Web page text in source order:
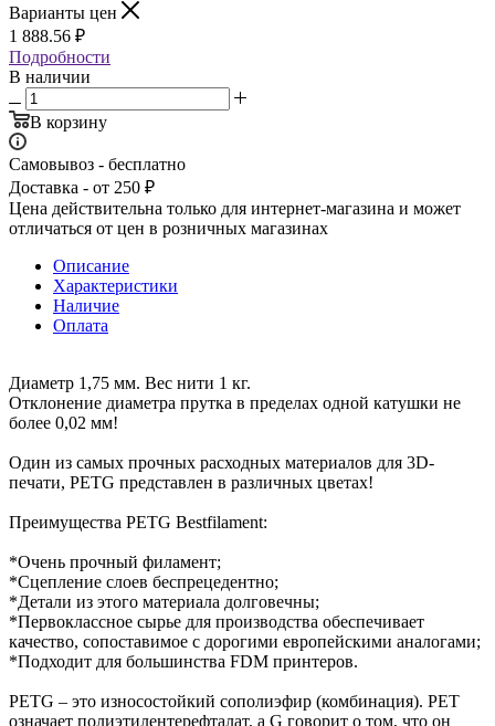
Варианты цен
1 888.56 ₽
Подробности
В наличии
В корзину
Самовывоз - бесплатно
Доставка - от 250 ₽
Цена действительна только для интернет-магазина и может
отличаться от цен в розничных магазинах
Описание
Характеристики
Наличие
Оплата
Диаметр 1,75 мм. Вес нити 1 кг.
Отклонение диаметра прутка в пределах одной катушки не
более 0,02 мм!
Один из самых прочных расходных материалов для 3D-
печати, PETG представлен в различных цветах!
Преимущества PETG Bestfilament:
*Очень прочный филамент;
*Сцепление слоев беспрецедентно;
*Детали из этого материала долговечны;
*Первоклассное сырье для производства обеспечивает
качество, сопоставимое с дорогими европейскими аналогами;
*Подходит для большинства FDM принтеров.
PETG – это износостойкий сополиэфир (комбинация). PET
означает полиэтилентерефталат, а G говорит о том, что он